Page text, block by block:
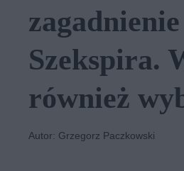
Szekspira.
również
Autor: Grzegorz Paczkowski